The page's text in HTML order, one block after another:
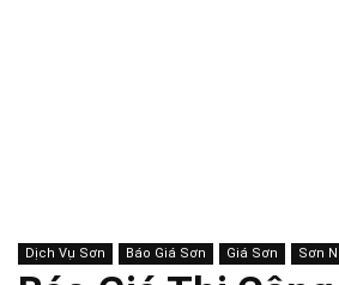
Dịch Vụ Sơn Báo Giá Sơn Giá Sơn Sơn